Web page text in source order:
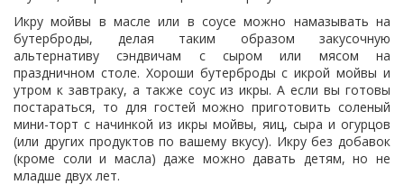
Икру мойвы в масле или в соусе можно намазывать на
бутерброды, делая таким образом закусочную
альтернативу сэндвичам с сыром или мясом на
праздничном столе. Хороши бутерброды с икрой мойвы и
утром к завтраку, а также соус из икры. А если вы готовы
постараться, то для гостей можно приготовить соленый
мини-торт с начинкой из икры мойвы, яиц, сыра и огурцов
(или других продуктов по вашему вкусу). Икру без добавок
(кроме соли и масла) даже можно давать детям, но не
младше двух лет.